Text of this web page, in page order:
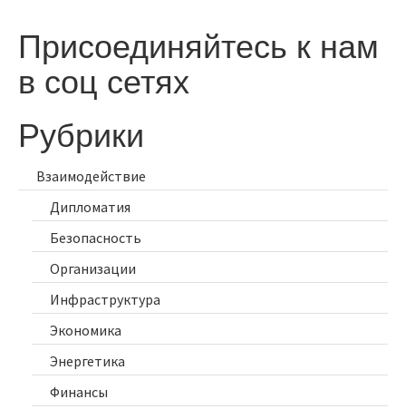
Присоединяйтесь к нам
в соц сетях
Рубрики
Взаимодействие
Дипломатия
Безопасность
Организации
Инфраструктура
Экономика
Энергетика
Финансы